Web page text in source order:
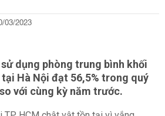
03/2023
dụng phòng trung bình khối
tại Hà Nội đạt 56,5% trong quý
với cùng kỳ năm trước.